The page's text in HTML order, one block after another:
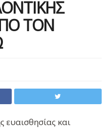
ΤΟΝ
ευαισθησίας και